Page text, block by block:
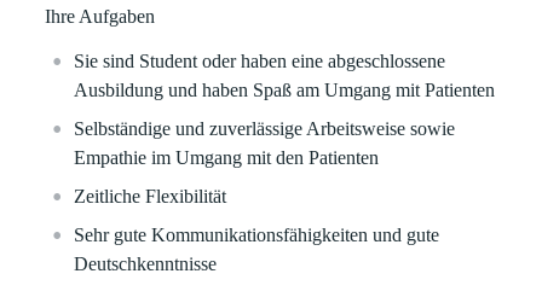
Ihre Aufgaben
Sie sind Student oder haben eine abgeschlossene
Ausbildung und haben Spaß am Umgang mit Patienten
Selbständige und zuverlässige Arbeitsweise sowie
Empathie im Umgang mit den Patienten
Zeitliche Flexibilität
Sehr gute Kommunikationsfähigkeiten und gute
Deutschkenntnisse